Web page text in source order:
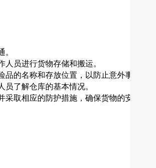
员进行货物存储和搬运。
品的名称和存放位置，以防止意外事故的
了解仓库的基本情况。
采取相应的防护措施，确保货物的安全和